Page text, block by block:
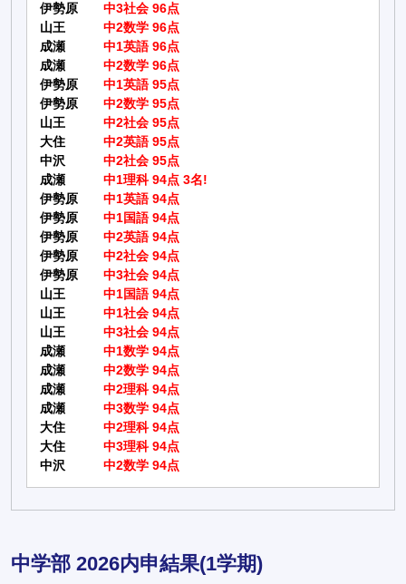
伊勢原
中3社会 96点
山王
中2数学 96点
成瀬
中1英語 96点
成瀬
中2数学 96点
伊勢原
中1英語 95点
伊勢原
中2数学 95点
山王
中2社会 95点
大住
中2英語 95点
中沢
中2社会 95点
成瀬
中1理科 94点 3名!
伊勢原
中1英語 94点
伊勢原
中1国語 94点
伊勢原
中2英語 94点
伊勢原
中2社会 94点
伊勢原
中3社会 94点
山王
中1国語 94点
山王
中1社会 94点
山王
中3社会 94点
成瀬
中1数学 94点
成瀬
中2数学 94点
成瀬
中2理科 94点
成瀬
中3数学 94点
大住
中2理科 94点
大住
中3理科 94点
中沢
中2数学 94点
中学部 2026内申結果(1学期)